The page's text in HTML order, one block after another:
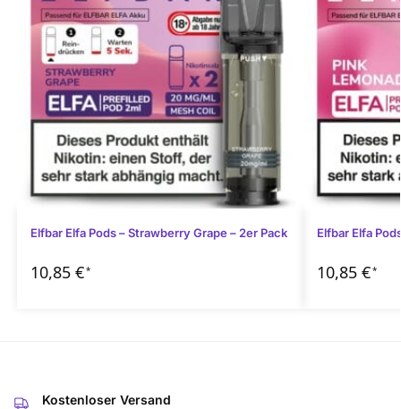
Elfbar Elfa Pods – Strawberry Grape – 2er Pack
10,85 €*
Elfbar Elfa
10,85 €*
Kostenloser Versand